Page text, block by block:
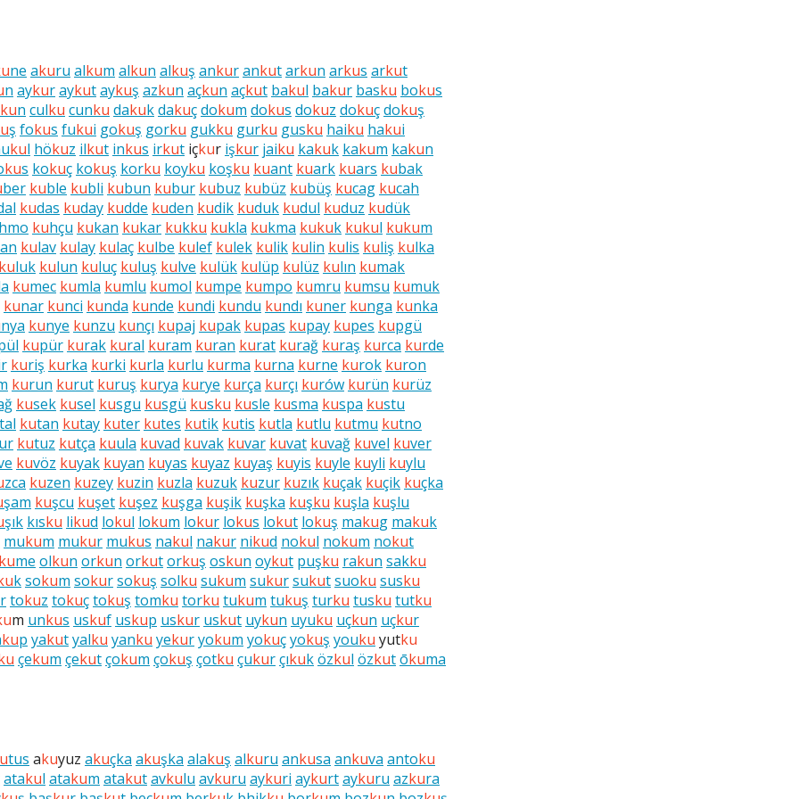
ne akuru alkum alkun alkuş ankurankutarkun arkus arkut
n aykuraykutaykuş azkun açkun açkut bakul bakur basku bokus
kun culku cunku dakukdakuçdokum dokus dokuz dokuçdokuş
ş fokus fukui gokuş gorku gukku gurku gusku haiku hakui
kul hökuz ilkut inkus irkut içkur işkur jaiku kakuk kakum kakun
kus kokuç kokuş korku koyku koşku kuant kuark kuars kubak
ber kuble kubli kubun kubur kubuz kubüz kubüş kucag kucah
kudas kuday kudde kuden kudik kuduk kudul kuduz kudük
hmo kuhçu kukan kukar kukku kukla kukma kukuk kukul kukum
kulav kulay kulaç kulbe kulef kulek kulik kulin kulis kuliş kulka
kuluk kulun kuluç kuluş kulve kulük kulüp kulüz kulın kumak
kumec kumla kumlu kumol kumpe kumpo kumru kumsu kumuk
kunar kunci kunda kunde kundi kundu kundı kuner kunga kunka
nya kunye kunzu kunçı kupaj kupak kupas kupay kupes kupgü
kupür kurak kural kuram kuran kurat kurağ kuraş kurca kurde
kuriş kurka kurki kurla kurlu kurma kurna kurne kurok kuron
kurun kurut kuruş kurya kurye kurça kurçı kurów kurün kurüz
kusek kusel kusgu kusgü kusku kusle kusma kuspa kustu
tal kutan kutay kuter kutes kutik kutis kutla kutlu kutmu kutno
kutuz kutça kuula kuvad kuvak kuvar kuvat kuvağ kuvel kuver
kuvöz kuyak kuyan kuyas kuyaz kuyaş kuyis kuyle kuyli kuylu
zca kuzen kuzey kuzin kuzla kuzuk kuzur kuzık kuçak kuçik kuçka
şam kuşcu kuşet kuşez kuşga kuşik kuşka kuşku kuşla kuşlu
şık kısku likud lokul lokum lokur lokus lokut lokuş makug makuk
mukum mukur mukus nakul nakur nikud nokul nokum nokut
kume olkun orkun orkutorkuş oskun oykut puşku rakun sakku
ksokum sokursokuş solku sukum sukursukutsuoku susku
rtokuz tokuçtokuş tomku torku tukum tukuş turku tusku tutku
m unkus uskuf uskup uskur uskut uykun uyuku uçkun uçkur
kup yakutyalku yanku yekuryokum yokuçyokuş youku yutku
çekum çekutçokum çokuş çotku çukurçıkuközkul özkutōkuma
tus akuyuz akuçka akuşka alakuş alkuru ankusa ankuva antoku
atakul atakum atakutavkulu avkuru aykuri aykurtaykuru azkura